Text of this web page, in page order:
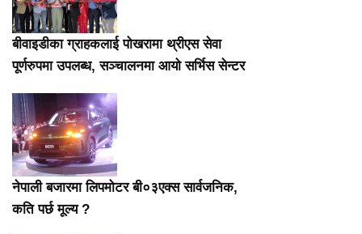
बीवाइडीका ग्राहकलाई पोखरामा थ्रीएस सेवा
पूर्णरुपमा उपलब्ध, सञ्चालनमा आयो सर्भिस सेन्टर
नेपाली बजारमा लिपमोटर बी०३एक्स सार्वजनिक,
कति पर्छ मूल्य ?